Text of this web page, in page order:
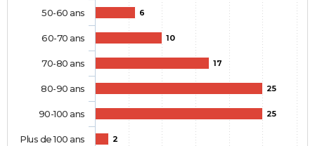
6
10
17
25
25
2
50-60 ans
60-70 ans
70-80 ans
80-90 ans
90-100 ans
Plus de 100 ans